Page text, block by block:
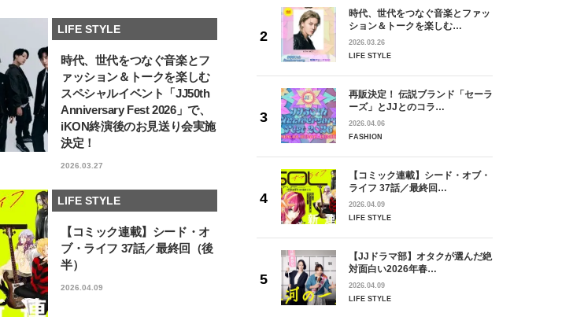
LIFE STYLE
時代、世代をつなぐ音楽とフ
ァッション＆トークを楽しむ
スペシャルイベント「JJ50th
Anniversary Fest 2026」で、
iKON終演後のお見送り会実施
決定！
2026.03.27
LIFE STYLE
【コミック連載】シード・オ
ブ・ライフ 37話／最終回（後
半）
2026.04.09
時代、世代をつなぐ音楽とファッ
ション＆トークを楽しむ…
2026.03.26
LIFE STYLE
再販決定！ 伝説ブランド「セーラ
ーズ」とJJとのコラ…
2026.04.06
FASHION
【コミック連載】シード・オブ・
ライフ 37話／最終回…
2026.04.09
LIFE STYLE
【JJドラマ部】オタクが選んだ絶
対面白い2026年春…
2026.04.09
LIFE STYLE